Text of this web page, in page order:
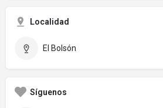
Localidad
El Bolsón
Síguenos